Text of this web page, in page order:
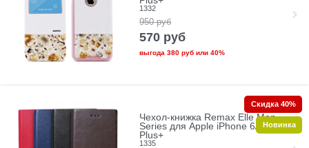
1332
950 руб
570 руб
выгода 380 рубили 40%
Чехол-книжка Remax Elle Men
Series для Apple iPhone 6/6s
Plus+
1335
Скидка 40%
Новинка